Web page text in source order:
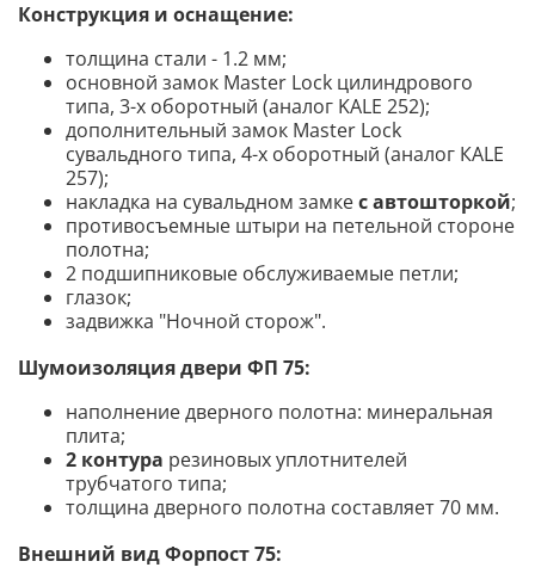
Конструкция и оснащение:
толщина стали - 1.2 мм;
основной замок Master Lock цилиндрового
типа, 3-х оборотный (аналог KALE 252);
дополнительный замок Master Lock
сувальдного типа, 4-х оборотный (аналог КАLE
257);
накладка на сувальдном замкес автошторкой;
противосъемные штыри на петельной стороне
полотна;
2 подшипниковые обслуживаемые петли;
глазок;
задвижка "Ночной сторож".
Шумоизоляция двери ФП 75:
наполнение дверного полотна: минеральная
плита;
2 контура резиновых уплотнителей
трубчатого типа;
толщина дверного полотна составляет 70 мм.
Внешний вид Форпост 75: